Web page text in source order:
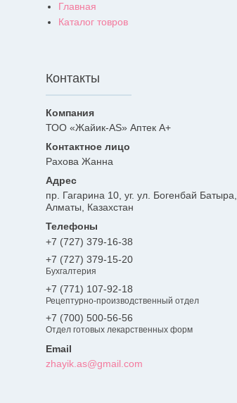
Главная
Каталог товров
Контакты
ТОО «Жайик-AS» Аптек А+
Рахова Жанна
пр. Гагарина 10, уг. ул. Богенбай Батыра,
Алматы, Казахстан
+7 (727) 379-16-38
+7 (727) 379-15-20
Бухгалтерия
+7 (771) 107-92-18
Рецептурно-производственный отдел
+7 (700) 500-56-56
Отдел готовых лекарственных форм
zhayik.as@gmail.com